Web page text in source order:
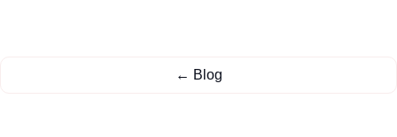
← Blog